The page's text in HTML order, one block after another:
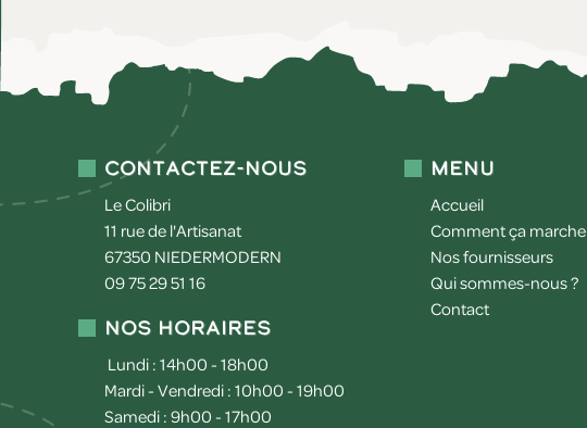
Contactez-nous
Le Colibri
11 rue de l'Artisanat
67350 NIEDERMODERN
09 75 29 51 16
Nos horaires
Lundi : 14h00 - 18h00
Mardi - Vendredi : 10h00 - 19h00
Samedi : 9h00 - 17h00
Menu
Accueil
Comment ça marche
Nos fournisseurs
Qui sommes-nous ?
Contact